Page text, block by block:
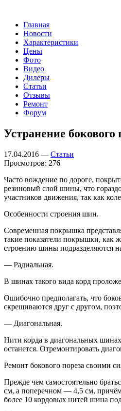
Главная
Новости
Характеристики
Цены
Фото
Видео
Дилеры
Статьи
Отзывы
Ремонт
Форум
Устранение
17.04.2016 — Статьи
Просмотров: 276
Часто вождение по дороге,
резиновый слой шины, что
участников движения, так как
Особенности строения шин.
Современная покрышка
такие показатели покрышки, как
строению шины подразделяются
— Радиальная.
В шинах такого вида корд
Ошибочно предполагать, что
скрещиваются друг с другом,
— Диагональная.
Нити корда в диагональных шинах
останется. Отремонтировать
Ремонт бокового пореза своими
Прежде чем самостоятельно
см, а поперечном — 4,5 см, причём
более 10 кордовых нитей шина